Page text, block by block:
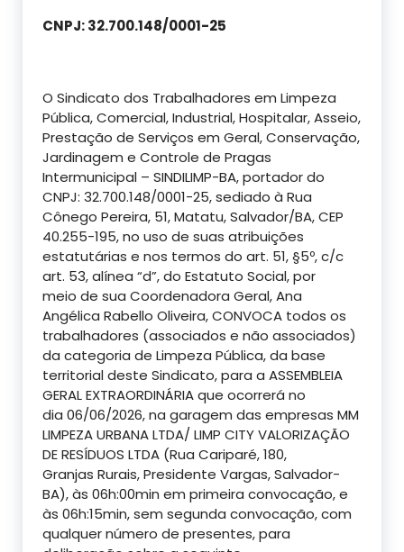
CNPJ: 32.700.148/0001-25
O Sindicato dos Trabalhadores em Limpeza
Pública, Comercial, Industrial, Hospitalar, Asseio,
Prestação de Serviços em Geral, Conservação,
Jardinagem e Controle de Pragas
Intermunicipal – SINDILIMP-BA, portador do
CNPJ: 32.700.148/0001-25, sediado à Rua
Cônego Pereira, 51,Matatu, Salvador/BA, CEP
40.255-195,no uso de suas atribuições
estatutárias e nos termos do art. 51, §5º, c/c
art. 53, alínea “d”, do Estatuto Social,por
meio de sua Coordenadora Geral, Ana
Angélica Rabello Oliveira,CONVOCA todos os
trabalhadores (associados e não associados)
da categoria de Limpeza Pública,da base
territorial deste Sindicato, para a ASSEMBLEIA
GERAL EXTRAORDINÁRIAque ocorrerá no
dia 06/06/2026,na garagem das empresas MM
LIMPEZA URBANA LTDA/LIMP CITY VALORIZAÇÃO
DE RESÍDUOS LTDA (Rua Cariparé, 180,
Granjas Rurais,Presidente Vargas,Salvador-
BA),às 06h:00min em primeira convocação, e
às 06h:15min, sem segunda convocação, com
qualquer número de presentes, para